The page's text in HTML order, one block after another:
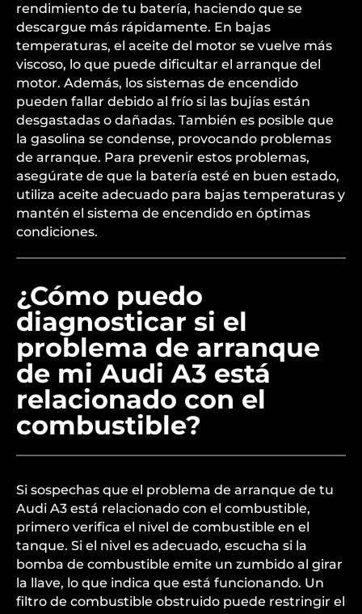
rendimiento de tu batería, haciendo que se
descargue más rápidamente. En bajas
temperaturas, el aceite del motor se vuelve más
viscoso, lo que puede dificultar el arranque del
motor. Además, los sistemas de encendido
pueden fallar debido al frío si las bujías están
desgastadas o dañadas. También es posible que
la gasolina se condense, provocando problemas
de arranque. Para prevenir estos problemas,
asegúrate de que la batería esté en buen estado,
utiliza aceite adecuado para bajas temperaturas y
mantén el sistema de encendido en óptimas
condiciones.
¿Cómo puedo
diagnosticar si el
problema de arranque
de mi Audi A3 está
relacionado con el
combustible?
Si sospechas que el problema de arranque de tu
Audi A3 está relacionado con el combustible,
primero verifica el nivel de combustible en el
tanque. Si el nivel es adecuado, escucha si la
bomba de combustible emite un zumbido al girar
la llave, lo que indica que está funcionando. Un
filtro de combustible obstruido puede restringir el